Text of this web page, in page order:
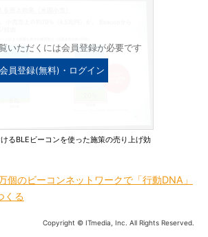
いただくには会員登録が必要です
会員登録(無料)・ログイン
るBLEビーコンを使った施策の売り上げ効
個のビーコンネットワークで「行動DNA」
くる
Copyright © ITmedia, Inc. All Rights Reserved.